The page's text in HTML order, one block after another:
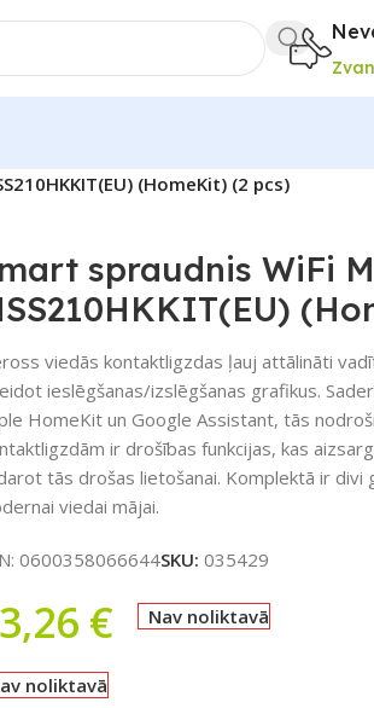
(HomeKit) (2 pcs)
spraudnis WiFi
viedās kontaktligzdas ļauj attālināti
ieslēgšanas/izslēgšanas grafikus.
HomeKit un Google Assistant, tās
ir drošības funkcijas, kas
tās drošas lietošanai. Komplektā ir divi
viedai mājai.
0600358066644SKU: 035429
€ Nav noliktavā
noliktavā